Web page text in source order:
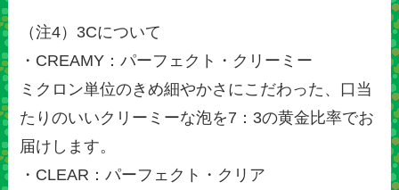
（注4）3Cについて
・CREAMY：パーフェクト・クリーミー
ミクロン単位のきめ細やかさにこだわった、口当
たりのいいクリーミーな泡を7：3の黄金比率でお
届けします。
・CLEAR：パーフェクト・クリア